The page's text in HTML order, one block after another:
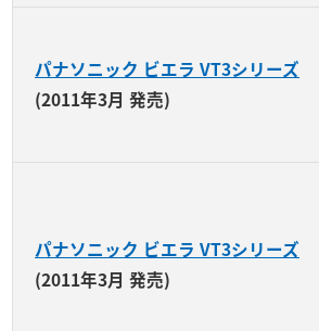
パナソニック ビエラ VT3シリーズ
(2011年3月 発売)
パナソニック ビエラ VT3シリーズ
(2011年3月 発売)